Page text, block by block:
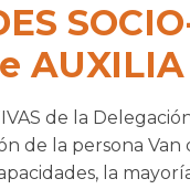
de la
de la persona Van
la